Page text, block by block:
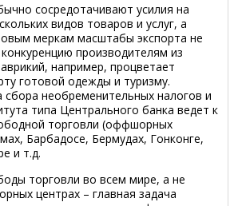
сосредотачивают усилия на
видов товаров и услуг, а
меркам масштабы экспорта не
производителям из
например, процветает
готовой одежды и туризму.
сбора необременительных налогов и
типа Центрального банка ведет к
торговли (оффшорных
Барбадосе, Бермудах, Гонконге,
и т.д.
торговли во всем мире, а не
центрах – главная задача